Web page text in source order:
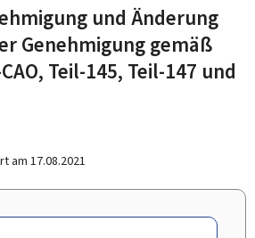
actif
und Änderung
Genehmigung gemäß
Teil-145, Teil-147 und
am 17.08.2021